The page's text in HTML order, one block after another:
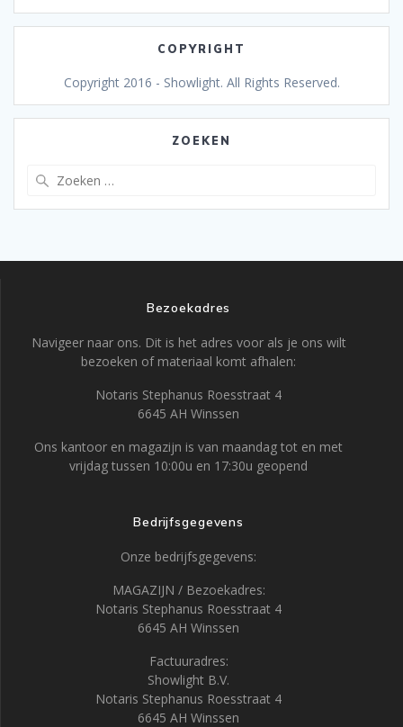
COPYRIGHT
Copyright 2016 - Showlight. All Rights Reserved.
ZOEKEN
Bezoekadres
Navigeer naar ons. Dit is het adres voor als je ons wilt
bezoeken of materiaal komt afhalen:
Notaris Stephanus Roesstraat 4
6645 AH Winssen
Ons kantoor en magazijn is van maandag tot en met
vrijdag tussen 10:00u en 17:30u geopend
Bedrijfsgegevens
Onze bedrijfsgegevens:
MAGAZIJN / Bezoekadres:
Notaris Stephanus Roesstraat 4
6645 AH Winssen
Factuuradres:
Showlight B.V.
Notaris Stephanus Roesstraat 4
6645 AH Winssen